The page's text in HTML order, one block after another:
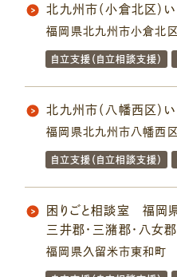
北九州市（小倉北区）
福岡県北九州市小倉北
自立支援（自立相談支援）
北九州市（八幡西区）
福岡県北九州市八幡西
自立支援（自立相談支援）
困りごと相談室 福岡
三井郡・三潴郡・八女郡
福岡県久留米市東和町